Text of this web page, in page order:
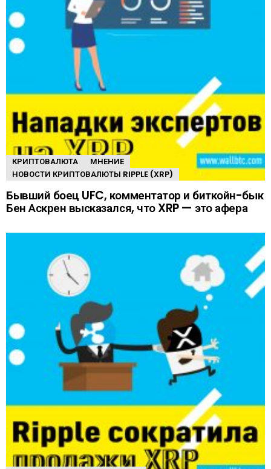
КРИПТОВАЛЮТА
МНЕНИЕ
НОВОСТИ КРИПТОВАЛЮТЫ RIPPLE (XRP)
Бывший боец UFC, комментатор и биткойн-бык
Бен Аскрен высказался, что XRP — это афера